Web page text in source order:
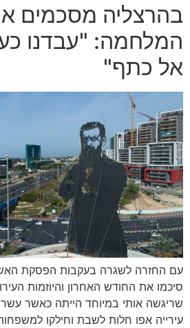
בהרצליה מסכמים
המלחמה: "עבדנו
אל כתף"
עם החזרה לשגרה בעקבות הפסקת האש
סיכמו את החודש האחרון והיוזמות
שריגשה אותי במיוחד הייתה כאשר
עירייה אפו חלות לשבת וחילקו